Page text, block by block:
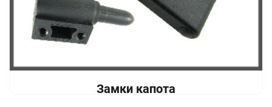
Замки капота